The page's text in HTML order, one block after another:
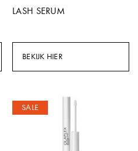
LASH SERUM
BEKIJK HIER
SALE